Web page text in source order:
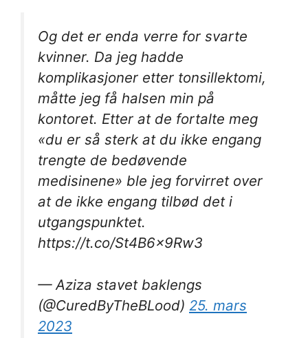
Og det er enda verre for svarte
kvinner. Da jeg hadde
komplikasjoner etter tonsillektomi,
måtte jeg få halsen min på
kontoret. Etter at de fortalte meg
«du er så sterk at du ikke engang
trengte de bedøvende
medisinene» ble jeg forvirret over
at de ikke engang tilbød det i
utgangspunktet.
https://t.co/St4B6x9Rw3
— Aziza stavet baklengs
(@CuredByTheBLood) 25. mars
2023